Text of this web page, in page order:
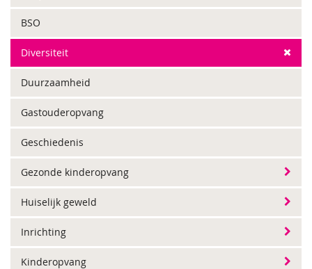
BSO
Diversiteit
Duurzaamheid
Gastouderopvang
Geschiedenis
Gezonde kinderopvang
Huiselijk geweld
Inrichting
Kinderopvang